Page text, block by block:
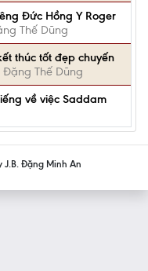
Ðức Hồng Y Roger
Thế Dũng
thúc tốt đẹp chuyến
Đặng Thế Dũng
về việc Saddam
J.B. Đặng Minh An